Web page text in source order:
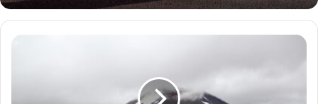
«مواد
بمعادن